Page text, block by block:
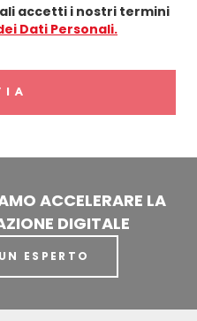
accetti i nostri termini
Dati Personali.
ACCELERARE LA
DIGITALE
ESPERTO